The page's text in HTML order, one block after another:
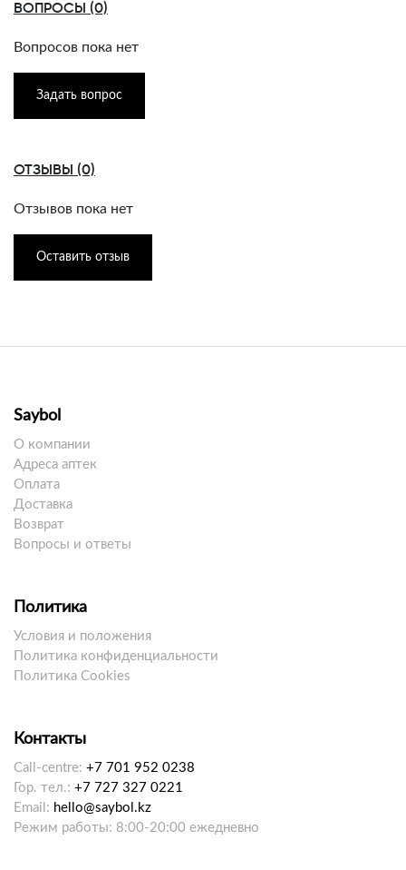
ВОПРОСЫ (0)
Вопросов пока нет
Задать вопрос
ОТЗЫВЫ (0)
Отзывов пока нет
Оставить отзыв
Saybol
О компании
Адреса аптек
Оплата
Доставка
Возврат
Вопросы и ответы
Политика
Условия и положения
Политика конфиденциальности
Политика Cookies
Контакты
Call-centre: +7 701 952 0238
Гор. тел.: +7 727 327 0221
Email: hello@saybol.kz
Режим работы: 8:00-20:00 ежедневно